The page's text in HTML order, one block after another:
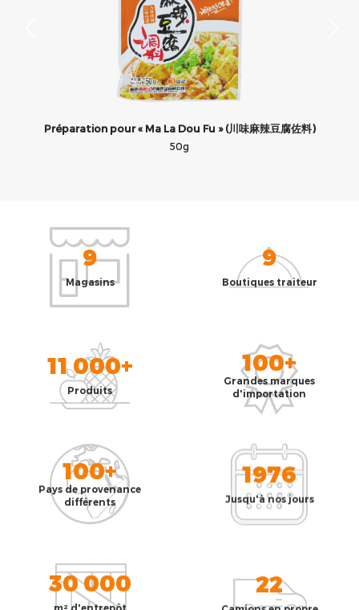
Préparation pour « Ma La Dou Fu » (川味麻辣豆腐佐料)
50g
9
Magasins
9
Boutiques traiteur
11 000+
Produits
100+
Grandes marques
d'importation
100+
Pays de provenance
différents
1976
Jusqu'à nos jours
30 000
m² d'entrepôt
22